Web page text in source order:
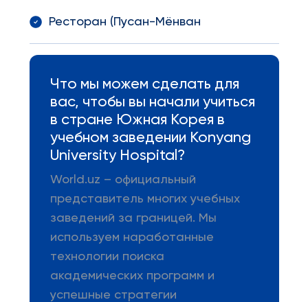
Ресторан (Пусан-Мёнван
Что мы можем сделать для
вас, чтобы вы начали учиться
в стране Южная Корея в
учебном заведении Konyang
University Hospital?
World.uz – официальный
представитель многих учебных
заведений за границей. Мы
используем наработанные
технологии поиска
академических программ и
успешные стратегии